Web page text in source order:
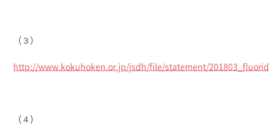
（３）
http://www.kokuhoken.or.jp/jsdh/file/statement/
（４）